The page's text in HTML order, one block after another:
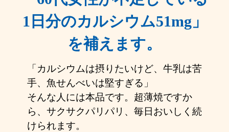
1日分のカルシウム51mg」
を補えます。
「カルシウムは摂りたいけど、牛乳は苦
手、魚せんべいは堅すぎる」
そんな人には本品です。超薄焼ですか
ら、サクサクパリパリ、毎日おいしく続
けられます。